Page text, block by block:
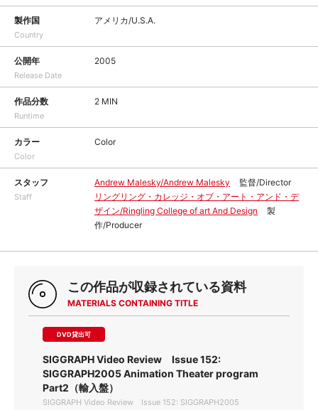
製作国
Country
アメリカ/U.S.A.
公開年
Release Date
2005
作品分数
Runtime
2 MIN
カラー
Color
Color
スタッフ
Staff
Andrew Malesky/Andrew Malesky
監督/Director
リングリング・カレッジ・オブ・アート・アンド・デ
ザイン/Ringling College of art And Design
製
作/Producer
この作品が収録されている資料
MATERIALS CONTAINING TITLE
DVD貸出可
SIGGRAPH Video Review Issue 152:
SIGGRAPH2005 Animation Theater program
Part2（輸入盤）
SIGGRAPH Video Review Issue 152: SIGGRAPH2005